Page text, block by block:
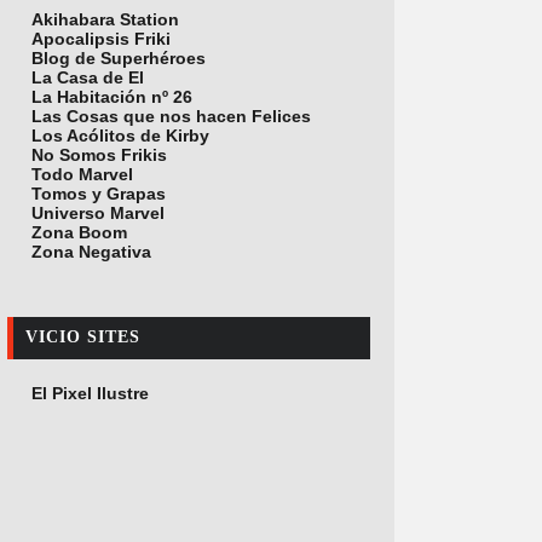
Akihabara Station
Apocalipsis Friki
Blog de Superhéroes
La Casa de El
La Habitación nº 26
Las Cosas que nos hacen Felices
Los Acólitos de Kirby
No Somos Frikis
Todo Marvel
Tomos y Grapas
Universo Marvel
Zona Boom
Zona Negativa
VICIO SITES
El Pixel Ilustre